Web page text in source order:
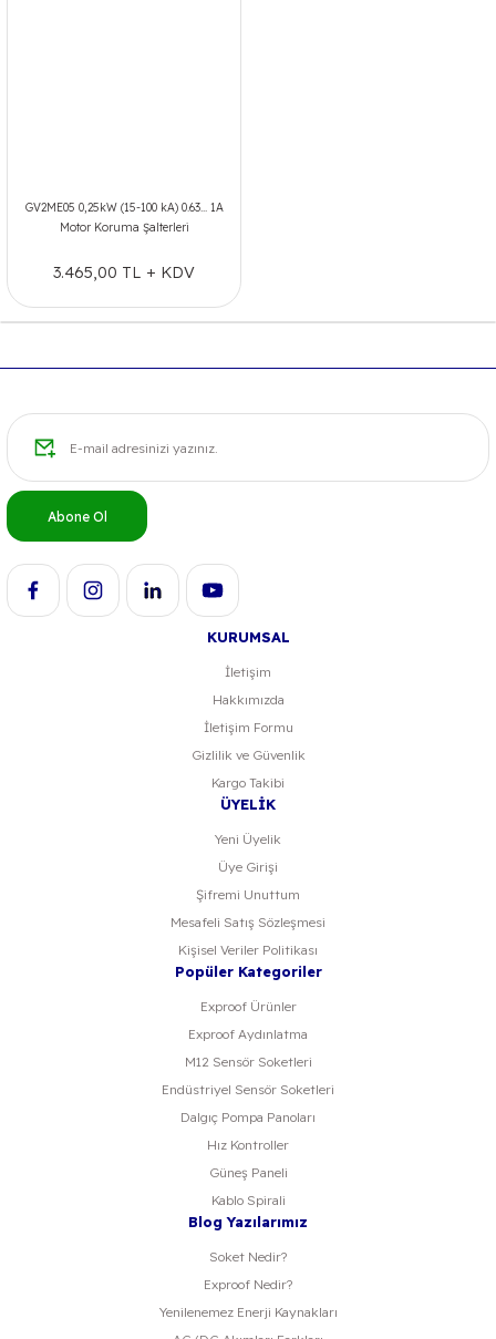
GV2ME05 0,25kW (15-100 kA) 0.63... 1A
Motor Koruma Şalterleri
3.465,00 TL + KDV
Abone Ol
KURUMSAL
İletişim
Hakkımızda
İletişim Formu
Gizlilik ve Güvenlik
Kargo Takibi
ÜYELİK
Yeni Üyelik
Üye Girişi
Şifremi Unuttum
Mesafeli Satış Sözleşmesi
Kişisel Veriler Politikası
Popüler Kategoriler
Exproof Ürünler
Exproof Aydınlatma
M12 Sensör Soketleri
Endüstriyel Sensör Soketleri
Dalgıç Pompa Panoları
Hız Kontroller
Güneş Paneli
Kablo Spirali
Blog Yazılarımız
Soket Nedir?
Exproof Nedir?
Yenilenemez Enerji Kaynakları